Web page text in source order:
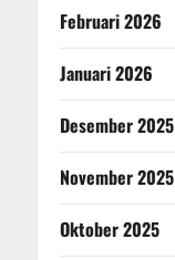
Februari 2026
Januari 2026
Desember 2025
November 2025
Oktober 2025